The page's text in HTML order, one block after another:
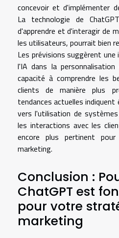
concevoir et d'implémenter
La technologie de
d'apprendre et d'interagir de
les utilisateurs, pourrait bien
Les prévisions suggèrent
l'IA dans la
capacité à comprendre les
clients de manière plus
tendances actuelles indiquent
vers l'utilisation de
les interactions avec les
encore plus pertinent
marketing.
Conclusion :
ChatGPT est
pour votre
marketing